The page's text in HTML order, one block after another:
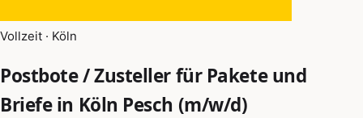
Vollzeit · Köln
Postbote / Zusteller für Pakete und
Briefe in Köln Pesch (m/w/d)